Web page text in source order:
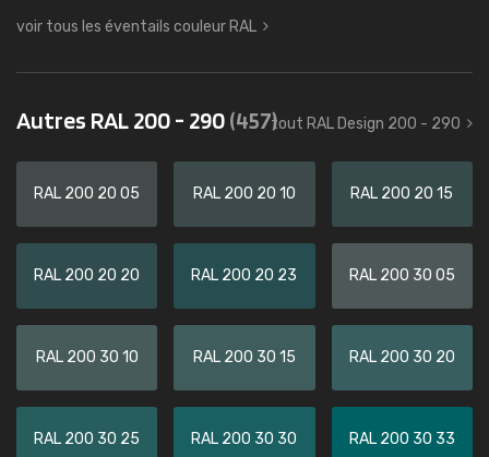
voir tous les éventails couleur RAL
Autres RAL 200 - 290(457)tout RAL Design 200 - 290
RAL 200 20 05 RAL 200 20 10 RAL 200 20 15
RAL 200 20 20 RAL 200 20 23 RAL 200 30 05
RAL 200 30 10 RAL 200 30 15 RAL 200 30 20
RAL 200 30 25 RAL 200 30 30 RAL 200 30 33